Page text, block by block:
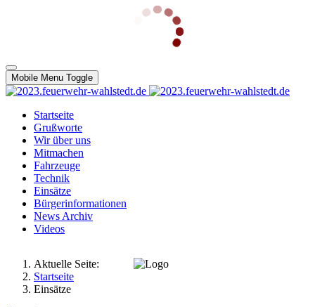
Mobile Menu Toggle
Startseite
Grußworte
Wir über uns
Mitmachen
Fahrzeuge
Technik
Einsätze
Bürgerinformationen
News Archiv
Videos
Aktuelle Seite:
Startseite
Einsätze